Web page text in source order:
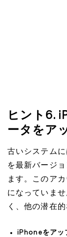
ヒント6.
ータをア
古いシステム
を最新バージ
ます。このア
になっていま
く、他の潜在
iPhoneをアッ